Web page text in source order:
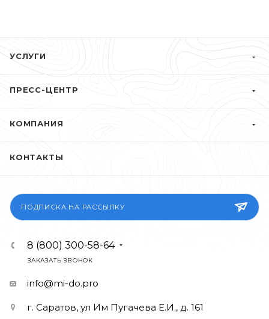
УСЛУГИ
ПРЕСС-ЦЕНТР
КОМПАНИЯ
КОНТАКТЫ
ПОДПИСКА НА РАССЫЛКУ
8 (800) 300-58-64
ЗАКАЗАТЬ ЗВОНОК
info@mi-do.pro
г. Саратов, ул Им Пугачева Е.И., д. 161